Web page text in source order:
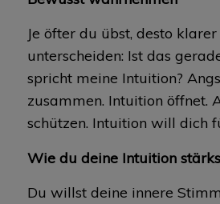
Je öfter du übst, desto
unterscheiden: Ist das
spricht meine Intuition?
zusammen. Intuition öffnet.
schützen. Intuition will dich
Wie du deine Intuition
Du willst deine innere